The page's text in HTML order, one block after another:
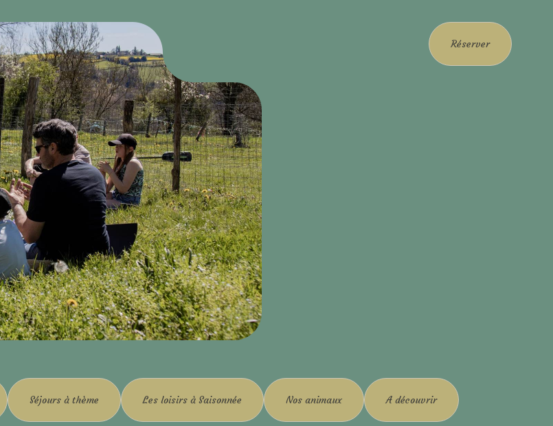
Réserver
Séjours à thème Les loisirs à Saisonnée Nos animaux A découvrir